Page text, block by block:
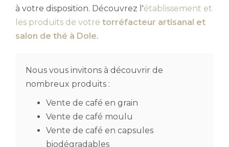
à votre disposition. Découvrez l'établissement et
les produits de votre torréfacteur artisanal et
salon de thé à Dole.
Nous vous invitons à découvrir de
nombreux produits :
Vente de café en grain
Vente de café moulu
Vente de café en capsules
biodégradables